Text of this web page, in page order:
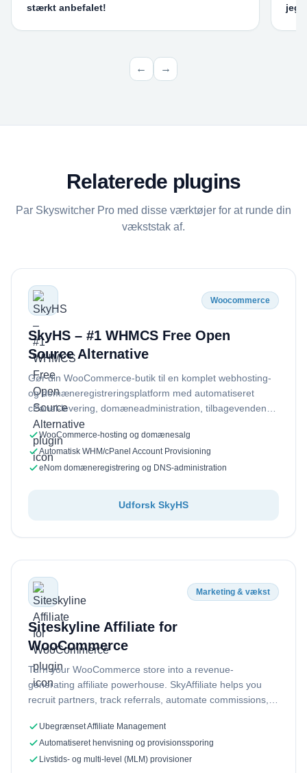
stærkt anbefalet!
jeg
← →
Relaterede plugins
Par Skyswitcher Pro med disse værktøjer for at runde din
vækststak af.
Woocommerce
SkyHS – #1 WHMCS Free Open
Source Alternative
Gør din WooCommerce-butik til en komplet webhosting-
og domæneregistreringsplatform med automatiseret
cPanel-levering, domæneadministration, tilbagevendende
fakturering og...
WooCommerce-hosting og domænesalg
Automatisk WHM/cPanel Account Provisioning
eNom domæneregistrering og DNS-administration
Udforsk SkyHS
Marketing & vækst
Siteskyline Affiliate for
WooCommerce
Turn your WooCommerce store into a revenue-
generating affiliate powerhouse. SkyAffiliate helps you
recruit partners, track referrals, automate commissions,
Ubegrænset Affiliate Management
Automatiseret henvisning og provisionssporing
Livstids- og multi-level (MLM) provisioner